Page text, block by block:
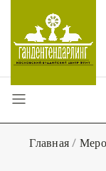
Главная/